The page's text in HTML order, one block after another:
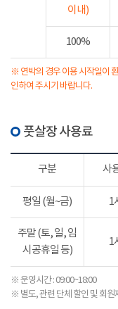
이내)
100%
※ 연박의 경우 이용 시작일이
인하여 주시기 바랍니다.
풋살장 사용료
구분 사
평일 (월~금) 1
주말 (토, 일, 임
시공휴일 등)
1
※ 운영시간 : 09:00~18:00
※ 별도, 관련 단체 할인 및 회원